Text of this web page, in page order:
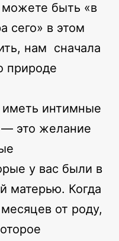
быть «в
сего» в этом
нам сначала
природе
иметь интимные
это желание
у вас были в
матерью. Когда
от роду,